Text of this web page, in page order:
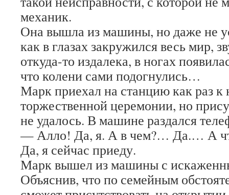
механик.
Она вышла из машины, но даже не
как в глазах закружился весь мир,
откуда-то издалека, в ногах
что колени сами подогнулись…
Марк приехал на станцию как раз к
торжественной церемонии, но
не удалось. В машине раздался
— Алло! Да, я. А в чем?… Да.… А
Да, я сейчас приеду.
Марк вышел из машины с
Объяснив, что по семейным